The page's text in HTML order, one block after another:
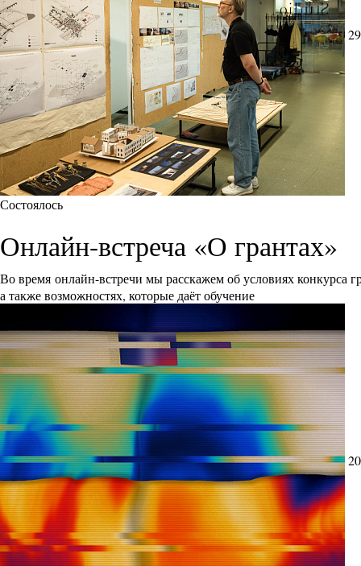
Состоялось
Онлайн-встреча «О грантах»
Во время онлайн-встречи мы расскажем об условиях
а также возможностях, которые даёт обучение